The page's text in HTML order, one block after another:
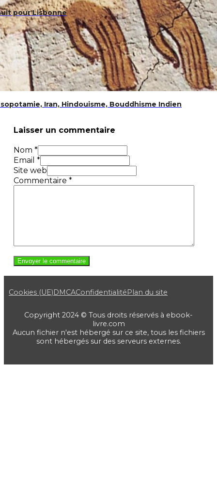
Iran, Hindouisme, Bouddhisme Indien
pour Lisbonne
Laisser un commentaire
Nom *
Email *
Site web
Commentaire *
Cookies (UE)DMCAConfidentialitéPlan du site
Copyright 2024 © Tous droits réservés à ebook-
livre.com
Aucun fichier n'est hébergé sur ce site, tous les fichiers
sont hébergés sur des serveurs externes.